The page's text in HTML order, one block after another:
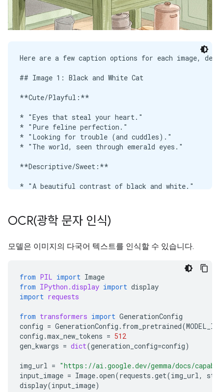
Here are a few caption options for each image,
## Image 1: Black and White Cat
**Cute/Playful:**
* "Eyes that steal your heart."
* "Pure feline perfection."
* "Looking for trouble (and cuddles)."
* "The world, seen through emerald eyes."
**Descriptive/Sweet:**
* "A beautiful contrast of black and white."
**Funny/Relatable:**
* "When you're judging your life choices."
* "Ready for dinner or a nap, depending on the
---
**Cozy/Homely:**
* "Kitchen mornings and the scent of baking."
* "Simple joys and rustic charm in the kitchen."
* "Gathering ingredients for something delicious."
OCR(광학 문자 인식)
모델은 이미지의 다국어 텍스트를 인식할 수 있습니다.
from PIL import Image
from IPython.display import display
import requests
from transformers import GenerationConfig
config = GenerationConfig . from_pretrained(MODEL_ID
config .max_new_tokens = 512
gen_kwargs = dict(generation_config=config)
img_url = "https://ai.google.dev/gemma/docs/
input_image = Image.open(requests .get(img_url,
display(input_image)